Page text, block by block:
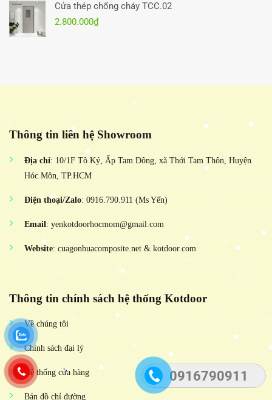
0916790911
Cửa thép chống cháy TCC.02
2.800.000₫
Thông tin liên hệ Showroom
Địa chỉ: 10/1F Tô Ký, Ấp Tam Đông, xã Thới Tam Thôn, Huyện
Hóc Môn, TP.HCM
Điện thoại/Zalo: 0916.790.911 (Ms Yến)
Email: yenkotdoorhocmom@gmail.com
Website: cuagonhuacomposite.net & kotdoor.com
Thông tin chính sách hệ thống Kotdoor
Về chúng tôi
Chính sách đại lý
Hệ thống cửa hàng
Bản đồ chỉ đường